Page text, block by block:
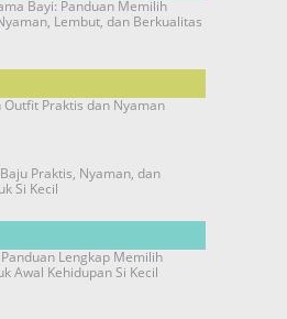
Bayi: Panduan Memilih
Lembut, dan Berkualitas
Outfit Praktis dan Nyaman
Praktis, Nyaman, dan
Si Kecil
Lengkap Memilih
Awal Kehidupan Si Kecil